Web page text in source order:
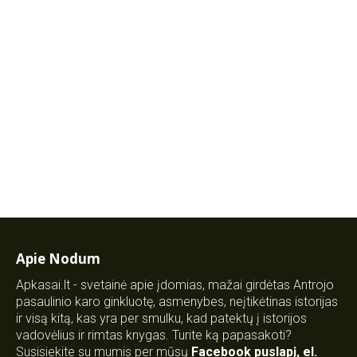
Apie Nodum
Apkasai.lt - svetainė apie įdomias, mažai girdėtas Antrojo
pasaulinio karo ginkluotę, asmenybes, neįtikėtinas istorijas
ir visą kitą, kas yra per smulku, kad patektų į istorijos
vadovėlius ir rimtas knygas. Turite ką papasakoti?
Susisiekite su mumis per mūsų Facebook puslapį, el.